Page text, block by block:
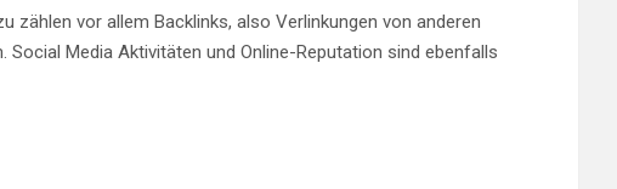
zählen vor allem Backlinks, also Verlinkungen von anderen
Media Aktivitäten und Online-Reputation sind ebenfalls